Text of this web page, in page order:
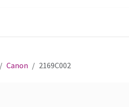
Canon 2169C002